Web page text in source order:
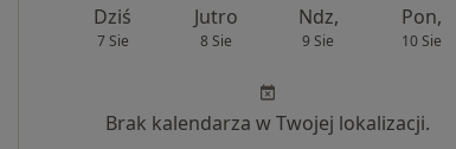
Dziś
7 Sie
Jutro
8 Sie
Ndz,
9 Sie
Pon,
10 Sie
Brak kalendarza w Twojej lokalizacji.